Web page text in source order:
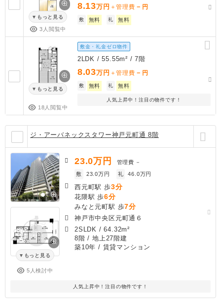
もっと見る
3人閲覧中
8.13万円 ＋管理費 － 円
敷 無料 礼 無料
もっと見る
18人閲覧中
敷金・礼金ゼロ物件
2LDK / 55.55m² / 7階
8.03万円 ＋管理費 － 円
敷 無料 礼 無料
人気上昇中！注目の物件です！
ジ・アーバネックスタワー神戸元町通 8階
もっと見る
5人検討中
23.0万円 管理費 －
敷
23.0万円 礼 46.0万円
西元町駅 歩3分
花隈駅 歩6分
みなと元町駅 歩7分
神戸市中央区元町通６
2SLDK /64.32m²
8階 / 地上27階建
築10年 / 賃貸マンション
人気上昇中！注目の物件です！